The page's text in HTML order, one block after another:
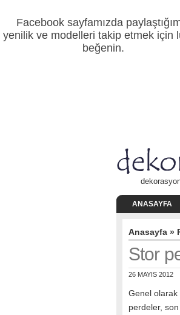
Facebook sayfamızda
yenilik ve modelleri takip etmek için
beğenin.
ANASAYFA
Anasayfa »
Stor
26 MAYIS 2012
Genel
perdeler,